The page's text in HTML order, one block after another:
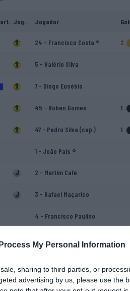
My Personal Information
sharing to third parties, or
advertising by us, please use the
Jog. Jogador
24 - Francisco Costa ® 2
5 - Valério Silva
7 - Diogo Eusébio
45 - Rúben Gomes 1
47 - Pedro Silva (cap.) 1
1 - João Pais ®
2 - Martim Café
3 - Rafael Maçarico
4 - Francisco Paulino
Nuno Dias (Treinador adjunto)